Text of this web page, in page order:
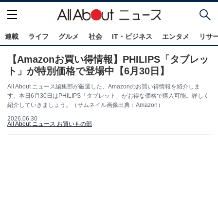
連載 ライフ グルメ 社会 IT・ビジネス エンタメ リサ
【Amazonお買い得情報】PHILIPS「タブレッ
ト」が特別価格で登場中【6月30日】
All About ニュース編集部が厳選した、Amazonのお買い得情報を紹介しま
す。本日6月30日はPHILIPS「タブレット」がお得な価格で購入可能。詳しく
紹介していきましょう。（サムネイル画像出典：Amazon）
2026.06.30
All About ニュース お買いもの部